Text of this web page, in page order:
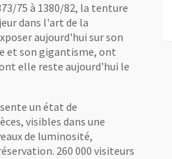
75 à 1380/82, la tenture
dans l'art de la
aujourd'hui sur son
et son gigantisme, ont
elle reste aujourd'hui le
un état de
visibles dans une
de luminosité,
260 000 visiteurs